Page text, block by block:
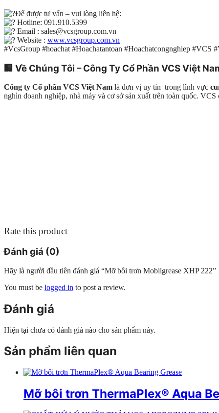
Để được tư vấn – vui lòng liên hệ:
Hotline: 091.910.5399
Email : sales@vcsgroup.com.vn
Website : www.vcsgroup.com.vn
#VcsGroup #hoachat #Hoachatantoan #Hoachatcongnghiep #VCS
🏢 Về Chúng Tôi – Công Ty Cổ Phần VCS Việt
Công ty Cổ phần VCS Việt Nam là đơn vị uy tín trong lĩnh vực
nghìn doanh nghiệp, nhà máy và cơ sở sản xuất trên toàn quốc.
Rate this product
Đánh giá (0)
Hãy là người đầu tiên đánh giá “Mỡ bôi trơn Mobilgrease XHP 222”
You must be logged in to post a review.
Đánh giá
Hiện tại chưa có đánh giá nào cho sản phẩm này.
Sản phẩm liên quan
Mỡ bôi trơn ThermaPlex® Aqua